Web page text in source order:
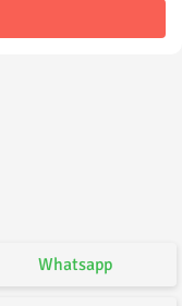
Whatsapp